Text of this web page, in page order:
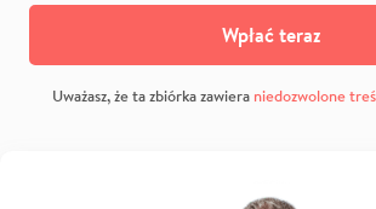
Wpłać teraz
Uważasz, że ta zbiórka zawiera niedozwolone